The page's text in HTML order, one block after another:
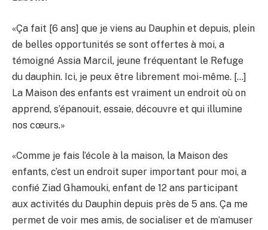
«Ça fait [6 ans] que je viens au Dauphin et depuis, plein
de belles opportunités se sont offertes à moi, a
témoigné Assia Marcil, jeune fréquentant le Refuge
du dauphin. Ici, je peux être librement moi-même. […]
La Maison des enfants est vraiment un endroit où on
apprend, s’épanouit, essaie, découvre et qui illumine
nos cœurs.»
«Comme je fais l’école à la maison, la Maison des
enfants, c’est un endroit super important pour moi, a
confié Ziad Ghamouki, enfant de 12 ans participant
aux activités du Dauphin depuis près de 5 ans. Ça me
permet de voir mes amis, de socialiser et de m’amuser